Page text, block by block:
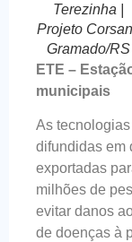
Terezinha |
Projeto
Gramado/RS
ETE –
municipais
As
difundidas em
exportadas
milhões de
evitar danos
de doenças à